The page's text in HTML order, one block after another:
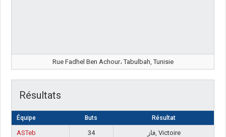
Rue Fadhel Ben Achour، Tabulbah, Tunisie
Résultats
Équipe Buts Résultat
ASTeb 34
فاز, Victoire